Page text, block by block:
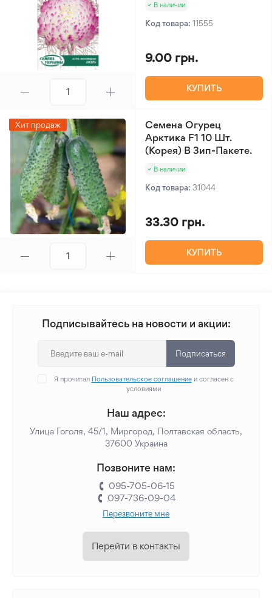
В наличии
Код товара: 11555
9.00 грн.
КУПИТЬ
Хит продаж
Семена Огурец
Арктика F1 10 Шт.
(Корея) В Зип-Пакете.
В наличии
Код товара: 31044
33.30 грн.
КУПИТЬ
Подписывайтесь на новости и акции:
Подписаться
Я прочитал Пользовательское соглашениеи согласен с
условиями
Наш адрес:
Улица Гоголя, 45/1, Миргород, Полтавская область,
37600 Украина
Позвоните нам:
095-705-06-15
097-736-09-04
Перезвоните мне
Перейти в контакты